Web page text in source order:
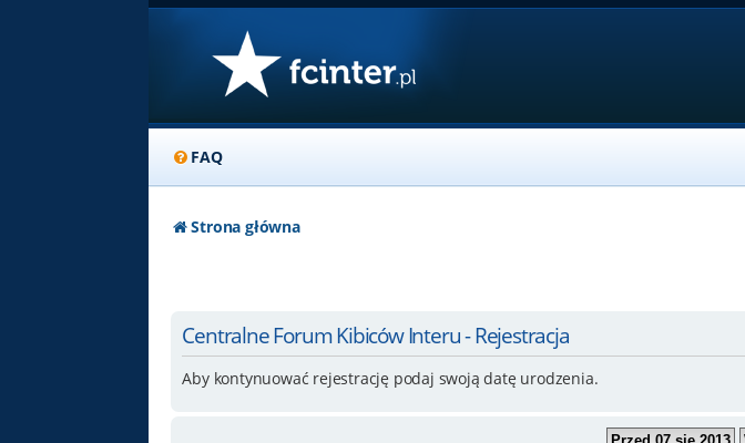
FAQ
Strona główna
Centralne Forum Kibiców Interu - Rejestracja
Aby kontynuować rejestrację podaj swoją datę urodzenia.